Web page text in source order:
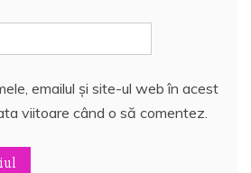
emailul și site-ul web în acest
viitoare când o să comentez.